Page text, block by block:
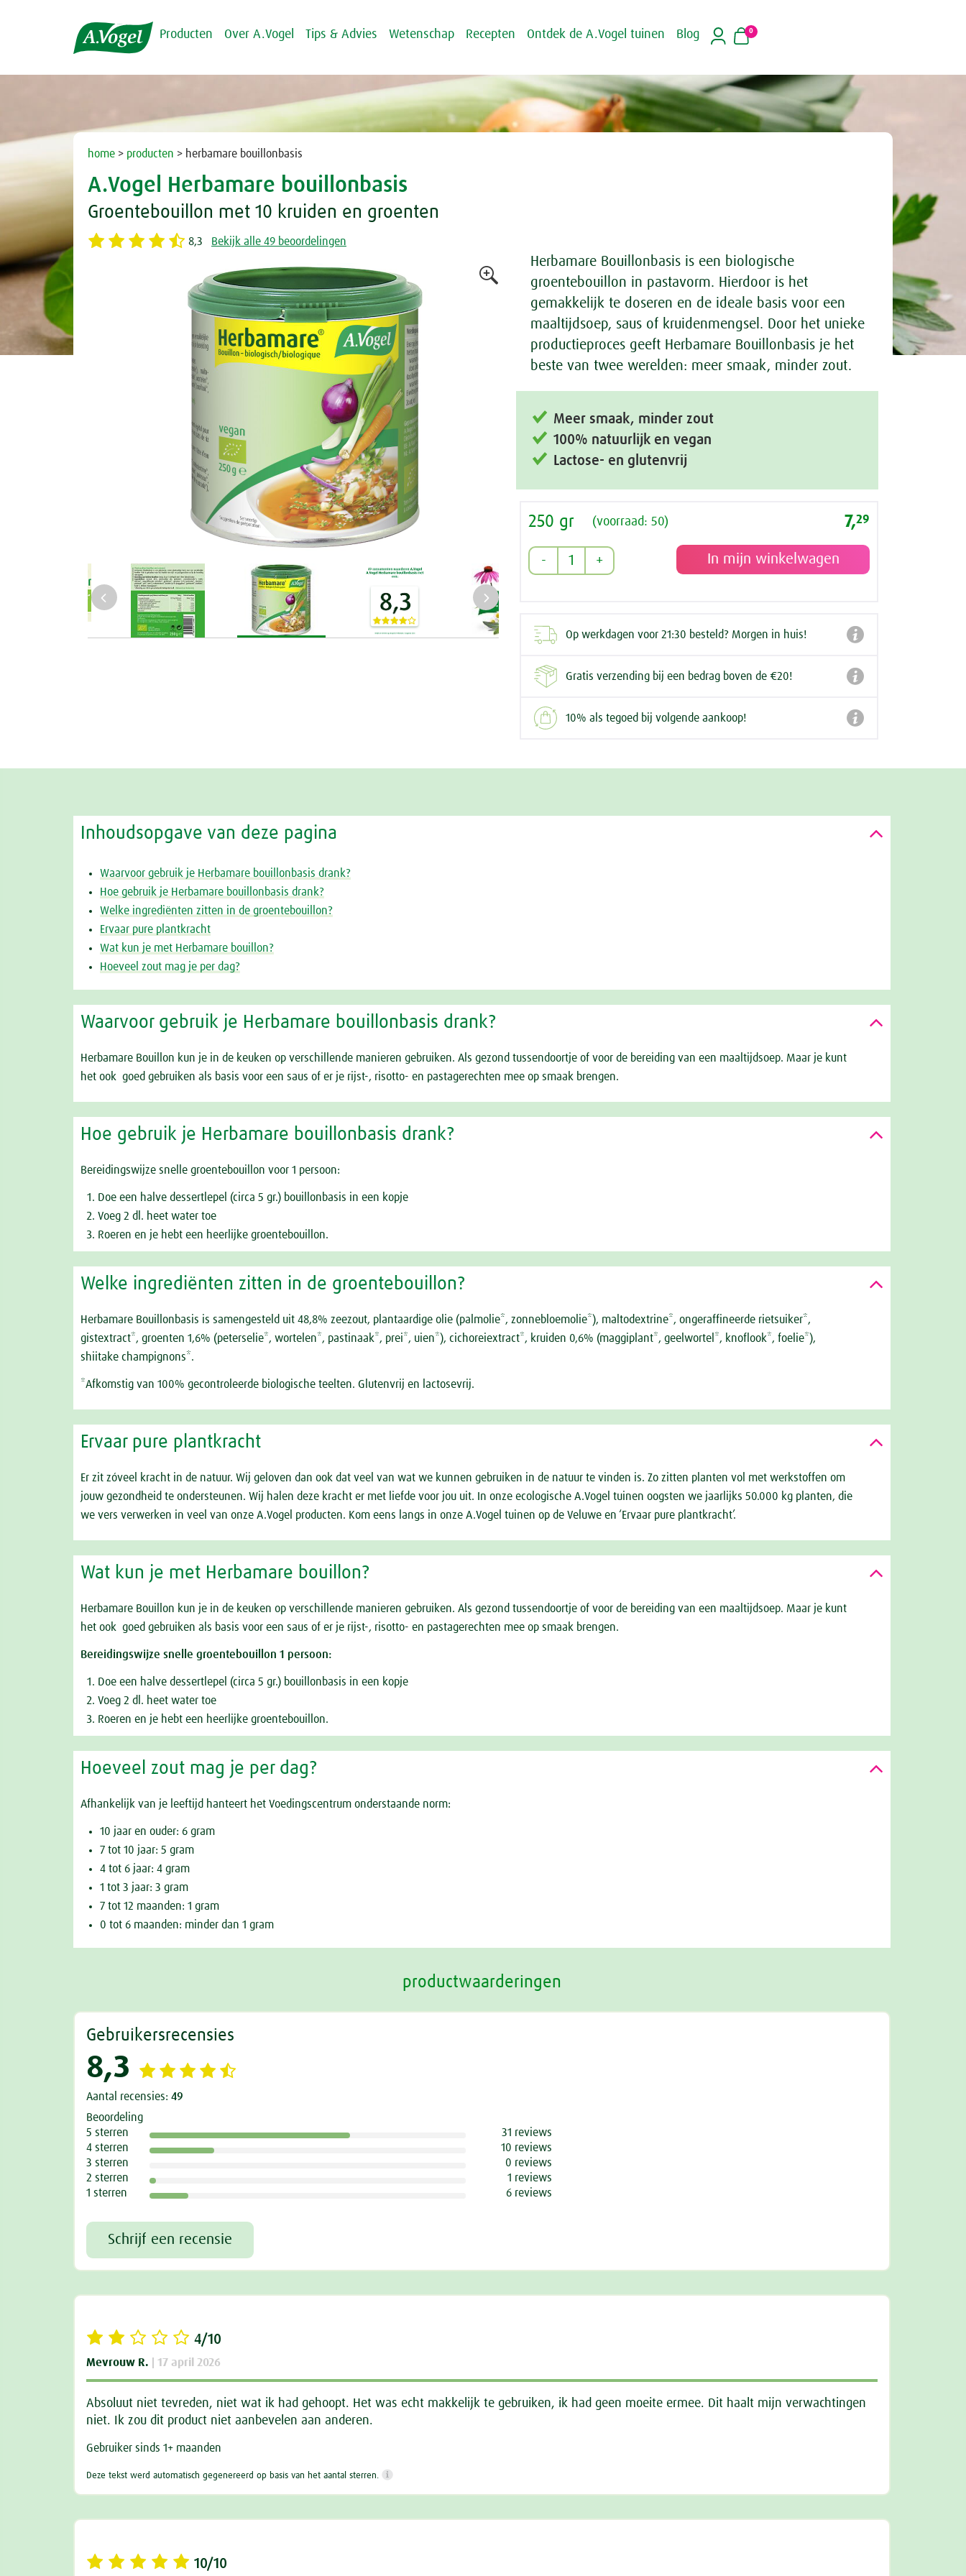
Producten Over A.Vogel Tips & Advies Wetenschap Recepten Ontdek de A.Vogel tuinen Blog 0
home > producten > herbamare bouillonbasis
A.Vogel Herbamare bouillonbasis
Groentebouillon met 10 kruiden en groenten
8,3 Bekijk alle 49 beoordelingen
Herbamare Bouillonbasis is een biologische
groentebouillon in pastavorm. Hierdoor is het
gemakkelijk te doseren en de ideale basis voor een
maaltijdsoep, saus of kruidenmengsel. Door het unieke
productieproces geeft Herbamare Bouillonbasis je het
beste van twee werelden: meer smaak, minder zout.
Meer smaak, minder zout
100% natuurlijk en vegan
Lactose- en glutenvrij
250 gr (voorraad: 50) 7,29
Op werkdagen voor 21:30 besteld? Morgen in huis! 
Gratis verzending bij een bedrag boven de €20! 
10% als tegoed bij volgende aankoop! 
Inhoudsopgave van deze pagina
Waarvoor gebruik je Herbamare bouillonbasis drank?
Hoe gebruik je Herbamare bouillonbasis drank?
Welke ingrediënten zitten in de groentebouillon?
Ervaar pure plantkracht
Wat kun je met Herbamare bouillon?
Hoeveel zout mag je per dag?
Waarvoor gebruik je Herbamare bouillonbasis drank?
Herbamare Bouillon kun je in de keuken op verschillende manieren gebruiken. Als gezond tussendoortje of voor de bereiding van een maaltijdsoep. Maar je kunt
het ook goed gebruiken als basis voor een saus of er je rijst-, risotto- en pastagerechten mee op smaak brengen.
Hoe gebruik je Herbamare bouillonbasis drank?
Bereidingswijze snelle groentebouillon voor 1 persoon:
Doe een halve dessertlepel (circa 5 gr.) bouillonbasis in een kopje
Voeg 2 dl. heet water toe
Roeren en je hebt een heerlijke groentebouillon.
Welke ingrediënten zitten in de groentebouillon?
Herbamare Bouillonbasis is samengesteld uit 48,8% zeezout, plantaardige olie (palmolie*, zonnebloemolie*), maltodextrine*, ongeraffineerde rietsuiker*,
gistextract*, groenten 1,6% (peterselie*, wortelen*, pastinaak*, prei*, uien*), cichoreiextract*, kruiden 0,6% (maggiplant*, geelwortel*, knoflook*, foelie*),
shiitake champignons*.
*Afkomstig van 100% gecontroleerde biologische teelten. Glutenvrij en lactosevrij.
Ervaar pure plantkracht
Er zit zóveel kracht in de natuur. Wij geloven dan ook dat veel van wat we kunnen gebruiken in de natuur te vinden is. Zo zitten planten vol met werkstoffen om
jouw gezondheid te ondersteunen. Wij halen deze kracht er met liefde voor jou uit. In onze ecologische A.Vogel tuinen oogsten we jaarlijks 50.000 kg planten, die
we vers verwerken in veel van onze A.Vogel producten. Kom eens langs in onze A.Vogel tuinen op de Veluwe en ‘Ervaar pure plantkracht’.
Wat kun je met Herbamare bouillon?
Herbamare Bouillon kun je in de keuken op verschillende manieren gebruiken. Als gezond tussendoortje of voor de bereiding van een maaltijdsoep. Maar je kunt
het ook goed gebruiken als basis voor een saus of er je rijst-, risotto- en pastagerechten mee op smaak brengen.
Bereidingswijze snelle groentebouillon 1 persoon:
Doe een halve dessertlepel (circa 5 gr.) bouillonbasis in een kopje
Voeg 2 dl. heet water toe
Roeren en je hebt een heerlijke groentebouillon.
Hoeveel zout mag je per dag?
Afhankelijk van je leeftijd hanteert het Voedingscentrum onderstaande norm:
10 jaar en ouder: 6 gram
7 tot 10 jaar: 5 gram
4 tot 6 jaar: 4 gram
1 tot 3 jaar: 3 gram
7 tot 12 maanden: 1 gram
0 tot 6 maanden: minder dan 1 gram
productwaarderingen
Gebruikersrecensies
8,3
Aantal recensies: 49
Beoordeling
5 sterren
31 reviews
4 sterren
10 reviews
3 sterren
0 reviews
2 sterren
1 reviews
1 sterren
6 reviews
Schrijf een recensie
4/10
Mevrouw R. | 17 april 2026
Absoluut niet tevreden, niet wat ik had gehoopt. Het was echt makkelijk te gebruiken, ik had geen moeite ermee. Dit haalt mijn verwachtingen
niet. Ik zou dit product niet aanbevelen aan anderen.
Gebruiker sinds 1+ maanden
Deze tekst werd automatisch gegenereerd op basis van het aantal sterren.
10/10